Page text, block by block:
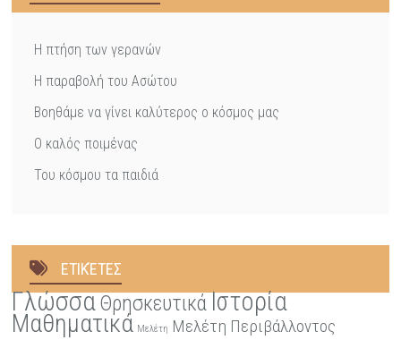
Η πτήση των γερανών
Η παραβολή του Ασώτου
Βοηθάμε να γίνει καλύτερος ο κόσμος μας
Ο καλός ποιμένας
Του κόσμου τα παιδιά
ΕΤΙΚΈΤΕΣ
ΓλώσσαΘρησκευτικάΙστορία
Μαθηματικά Μελέτη Μελέτη Περιβάλλοντος